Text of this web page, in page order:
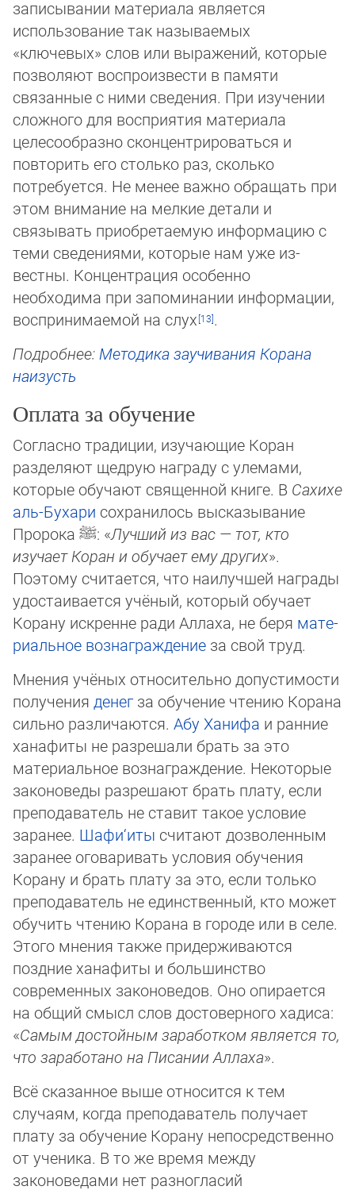
записывании материала является
использование так называемых
«ключевых» слов или выражений, которые
позволяют воспроизвести в памяти
связанные с ними сведения. При изучении
сложного для вос­прия­тия материала
целесообразно сконцентрироваться и
повторить его столько раз, сколько
потребуется. Не менее важ­но об­ра­щать при
этом внимание на мелкие детали и
связывать приобретаемую информацию с
теми сведениями, кото­рые нам уже из­
вестны. Концентрация особенно
необходима при запоминании информации,
воспринимаемой на слух
.
Подробнее: Методика заучивания Корана
наизусть
Оплата за обучение
Согласно традиции, изучающие Коран
разделяют щедрую награду с улемами,
которые обучают священной книге. В Сахихе
аль-Бухари сохранилось высказывание
Пророка ﷺ: «Лучший из вас — тот, кто
изучает Коран и обучает ему других».
Поэтому считается, что наилучшей награды
удостаивается учёный, который обучает
Корану искренне ради Аллаха, не беря ма­те­
ри­аль­ное вознаграждение за свой труд.
Мнения учёных относительно допустимости
получения денегза обучение чтению Корана
сильно различаются. Абу Ханифа и ранние
ханафиты не разрешали брать за это
материальное вознаграждение. Некоторые
законоведы разрешают брать пла­ту, если
преподаватель не ставит такое условие
заранее. Шафи‘иты считают дозволенным
заранее оговаривать условия обучения
Корану и брать плату за это, если только
преподаватель не единственный, кто может
обучить чтению Корана в городе или в селе.
Этого мнения также придерживаются
поздние ханафиты и большинство
современных законоведов. Оно опирается
на общий смысл слов достоверного хадиса:
«Самым достойным заработком является то,
что заработано на Пи­са­нии Аллаха».
Всё сказанное выше относится к тем
случаям, когда преподаватель получает
плату за обучение Корану непосредственно
от ученика. В то же время между
законоведами нет разногласий